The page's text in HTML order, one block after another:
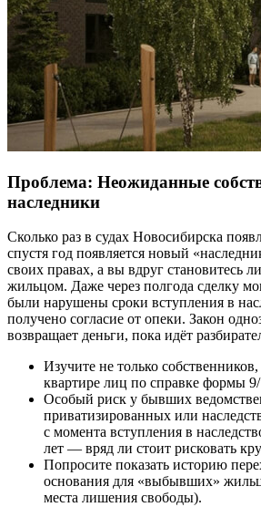
Проблема: Неожиданные
наследники
Сколько раз в судах Новосибирска
спустя год появляется новый
своих правах, а вы вдруг становитесь
жильцом. Даже через полгода сделку
были нарушены сроки вступления в
получено согласие от опеки. Закон
возвращает деньги, пока идёт
Изучите не только
квартире лиц по справке формы
Особый риск у бывших
приватизированных или
с момента вступления в
лет — вряд ли стоит рисковать
Попросите показать историю
основания для «выбывших»
места лишения свободы).